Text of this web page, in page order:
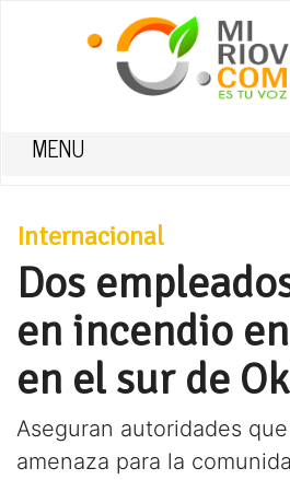
MENU
Internacional
Dos
en incendio
en el sur de
Aseguran autoridades
amenaza para la